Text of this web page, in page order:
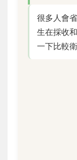
很多人會
生在採收
一下比較衛